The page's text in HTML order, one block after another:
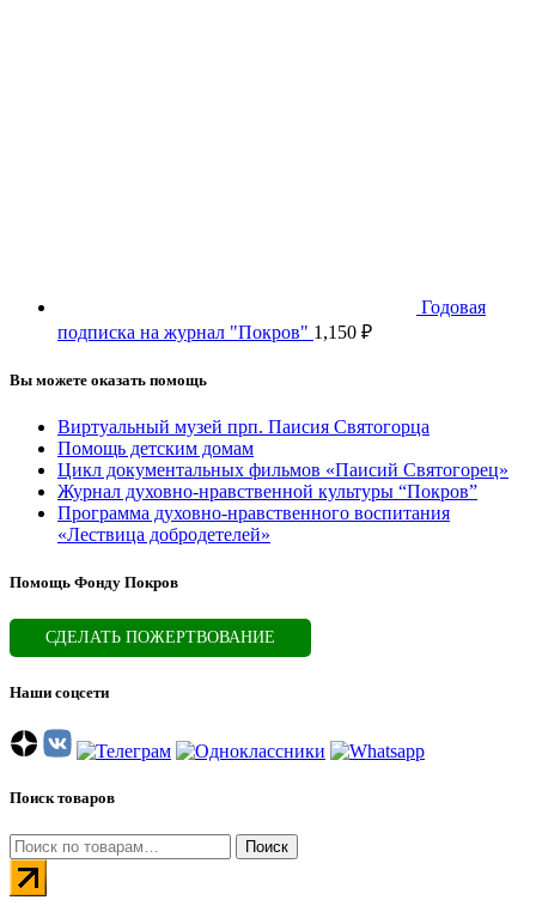
Годовая
подписка на журнал "Покров" 1,150 ₽
Вы можете оказать помощь
Виртуальный музей прп. Паисия Святогорца
Помощь детским домам
Цикл документальных фильмов «Паисий Святогорец»
Журнал духовно-нравственной культуры “Покров”
Программа духовно-нравственного воспитания
«Лествица добродетелей»
Помощь Фонду Покров
СДЕЛАТЬ ПОЖЕРТВОВАНИЕ
Наши соцсети
Поиск товаров
Искать: Поиск